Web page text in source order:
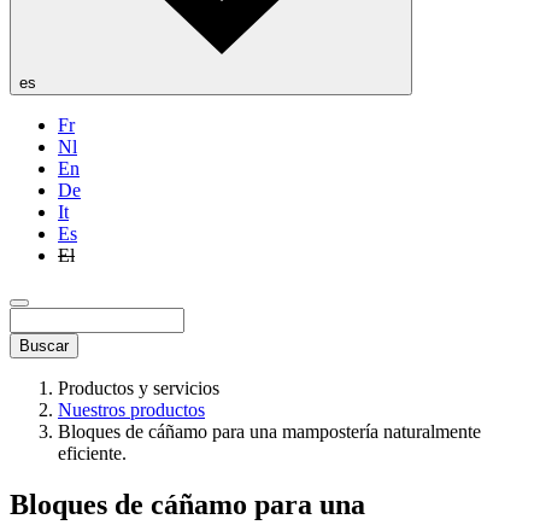
es
Fr
Nl
En
De
It
Es
El
Productos y servicios
Nuestros productos
Bloques de cáñamo para una mampostería naturalmente
eficiente.
Bloques de cáñamo para una